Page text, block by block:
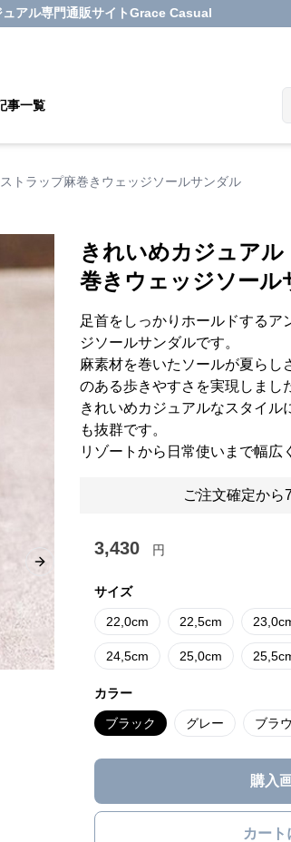
ュアル専門通販サイトGrace Casual
事一覧
トラップ麻巻きウェッジソールサンダル
Next slide
きれいめカジュア
巻きウェッジソール
足首をしっかりホールドするア
ジソールサンダルです。
麻素材を巻いたソールが夏らし
のある歩きやすさを実現しまし
きれいめカジュアルなスタイル
も抜群です。
リゾートから日常使いまで幅広
ご注文確定から
3,430 円
サイズ
22,0cm 22,5cm
24,5cm 25,0cm
カラー
ブラック グレー ブラ
購入
カート